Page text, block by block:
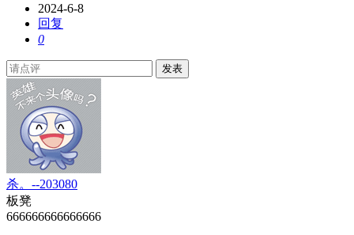
2024-6-8
回复
0
发表
杀。--203080
板凳
666666666666666